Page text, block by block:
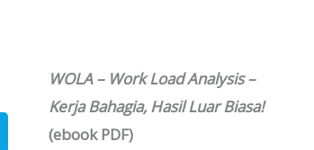
WOLA – Work Load Analysis –
Kerja Bahagia, Hasil Luar Biasa!
(ebook PDF)